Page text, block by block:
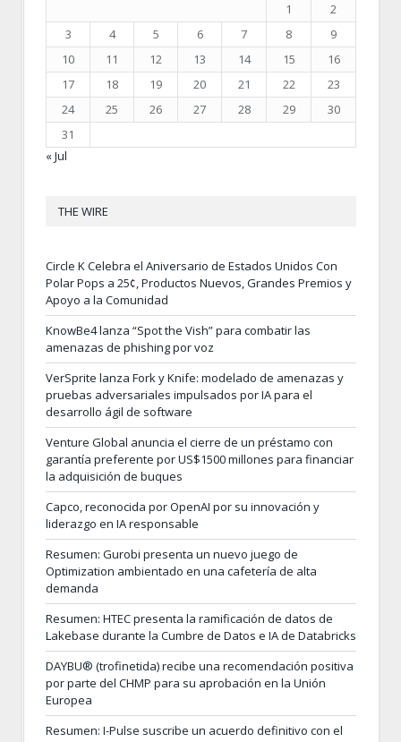
1
2
3
4 5 6 7 8
9
10
11 12 13 14 15
16
17
18 19 20 21 22
23
24
25 26 27 28 29
30
31
« Jul
THE WIRE
Circle K Celebra el Aniversario de Estados Unidos Con
Polar Pops a 25¢, Productos Nuevos, Grandes Premios y
Apoyo a la Comunidad
KnowBe4 lanza “Spot the Vish” para combatir las
amenazas de phishing por voz
VerSprite lanza Fork y Knife: modelado de amenazas y
pruebas adversariales impulsados por IA para el
desarrollo ágil de software
Venture Global anuncia el cierre de un préstamo con
garantía preferente por US$1500 millones para financiar
la adquisición de buques
Capco, reconocida por OpenAI por su innovación y
liderazgo en IA responsable
Resumen: Gurobi presenta un nuevo juego de
Optimization ambientado en una cafetería de alta
demanda
Resumen: HTEC presenta la ramificación de datos de
Lakebase durante la Cumbre de Datos e IA de Databricks
DAYBU® (trofinetida) recibe una recomendación positiva
por parte del CHMP para su aprobación en la Unión
Europea
Resumen: I-Pulse suscribe un acuerdo definitivo con el